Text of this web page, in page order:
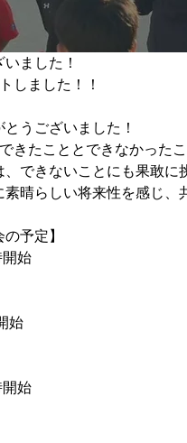
ました！
しました！！
うございました！
きたこととできなかった
できないことにも果敢に
晴らしい将来性を感じ、
予定】
始
始
始